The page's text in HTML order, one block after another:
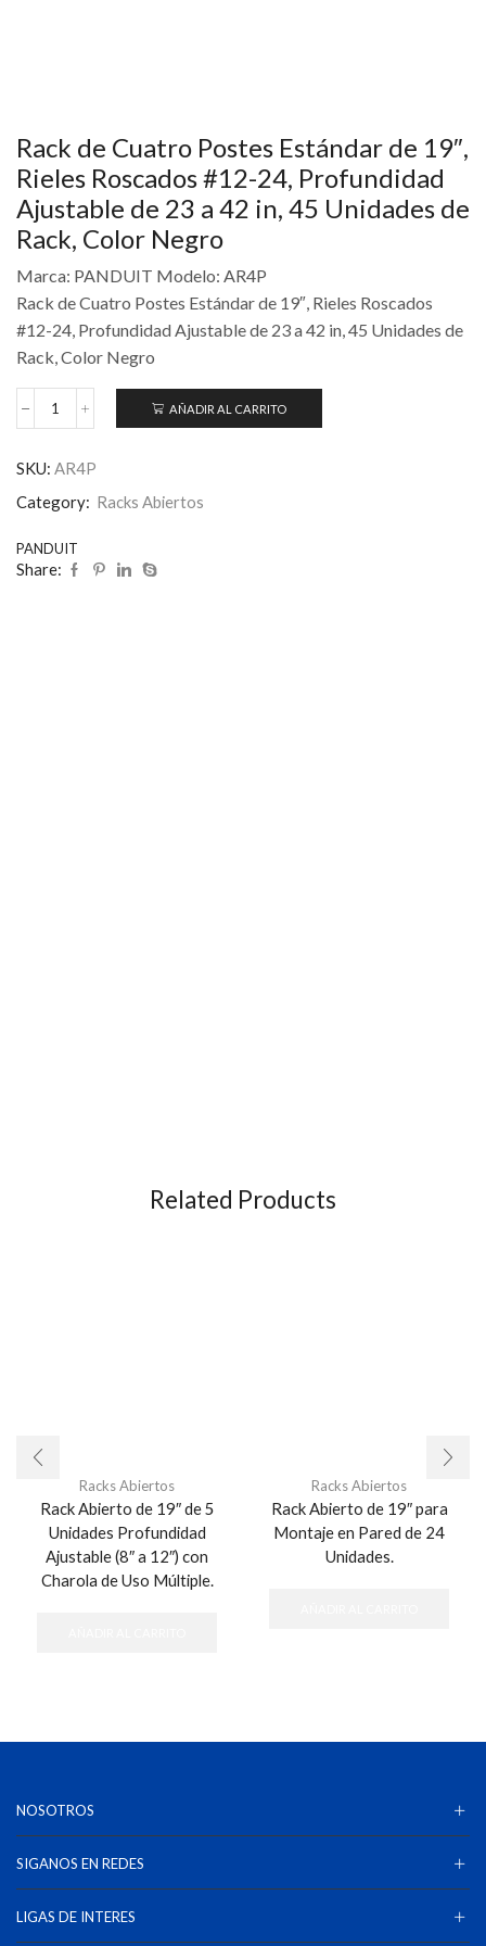
Rack de Cuatro Postes Estándar de 19″,
Rieles Roscados #12-24, Profundidad
Ajustable de 23 a 42 in, 45 Unidades de
Rack, Color Negro
Marca: PANDUIT Modelo: AR4P
Rack de Cuatro Postes Estándar de 19″, Rieles Roscados
#12-24, Profundidad Ajustable de 23 a 42 in, 45 Unidades de
Rack, Color Negro
AÑADIR AL CARRITO
SKU: AR4P
Category: Racks Abiertos
PANDUIT
Share:
Related Products
Racks Abiertos
Rack Abierto de 19″ de 5
Unidades Profundidad
Ajustable (8″ a 12″) con
Charola de Uso Múltiple.
Racks Abiertos
Rack Abierto de 19″ para
Montaje en Pared de 24
Unidades.
NOSOTROS
SIGANOS EN REDES
LIGAS DE INTERES